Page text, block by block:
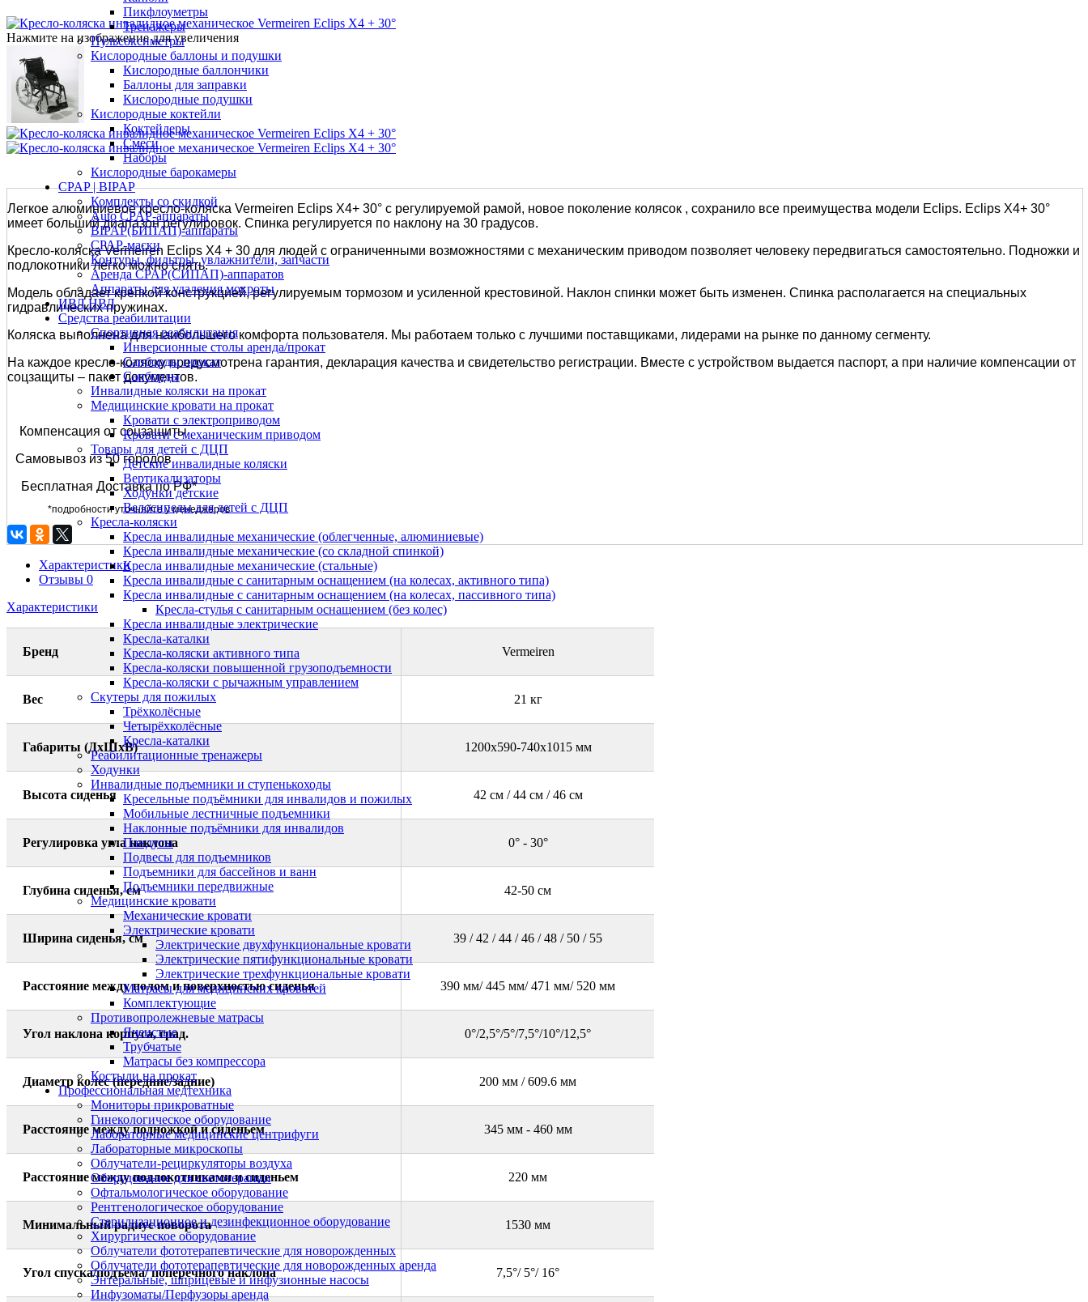
Пикфлоуметры
Тренажеры
Пульсоксиметры
Кислородные баллоны и подушки
Кислородные баллончики
Баллоны для заправки
Кислородные подушки
Кислородные коктейли
Коктейлеры
Смеси
Наборы
Кислородные барокамеры
CPAP | BIPAP
Комплекты со скидкой
Auto CPAP-аппараты
BIPAP(БИПАП)-аппараты
CPAP-маски
Контуры, фильтры, увлажнители, запчасти
Аренда CPAP(СИПАП)-аппаратов
Аппараты для удаления мокроты
ИВЛ НВЛ
Средства реабилитации
Спортивная реабилитация
Инверсионные столы аренда/прокат
Сапборды прокат
Сапборды
Инвалидные коляски на прокат
Медицинские кровати на прокат
Кровати с электроприводом
Кровати с механическим приводом
Товары для детей с ДЦП
Детские инвалидные коляски
Вертикализаторы
Ходунки детские
Велосипеды для детей с ДЦП
Кресла-коляски
Кресла инвалидные механические (облегченные, алюминиевые)
Кресла инвалидные механические (со складной спинкой)
Кресла инвалидные механические (стальные)
Кресла инвалидные с санитарным оснащением (на колесах, активного типа)
Кресла инвалидные с санитарным оснащением (на колесах, пассивного типа)
Кресла-стулья с санитарным оснащением (без колес)
Кресла инвалидные электрические
Кресла-каталки
Кресла-коляски активного типа
Кресла-коляски повышенной грузоподъемности
Кресла-коляски с рычажным управлением
Скутеры для пожилых
Трёхколёсные
Четырёхколёсные
Кресла-каталки
Реабилитационные тренажеры
Ходунки
Инвалидные подъемники и ступенькоходы
Кресельные подъёмники для инвалидов и пожилых
Мобильные лестничные подъемники
Наклонные подъёмники для инвалидов
Пандусы
Подвесы для подъемников
Подъемники для бассейнов и ванн
Подъемники передвижные
Медицинские кровати
Механические кровати
Электрические кровати
Электрические двухфункциональные кровати
Электрические пятифункциональные кровати
Электрические трехфункциональные кровати
Матрасы для медицинских кроватей
Комплектующие
Противопролежневые матрасы
Ячеистые
Трубчатые
Матрасы без компрессора
Костыли на прокат
Профессиональная медтехника
Мониторы прикроватные
Гинекологическое оборудование
Лабораторные медицинские центрифуги
Лабораторные микроскопы
Облучатели-рециркуляторы воздуха
Оборудование для светотерапии
Офтальмологическое оборудование
Рентгенологическое оборудование
Стерилизационное и дезинфекционное оборудование
Хирургическое оборудование
Облучатели фототерапевтические для новорожденных
Облучатели фототерапевтические для новорожденных аренда
Энтеральные, шприцевые и инфузионные насосы
Инфузоматы/Перфузоры аренда
Нажмите на изображение для увеличения
Легкое алюминиевое кресло-коляска Vermeiren Eclips Х4+ 30° с регулируемой рамой, новое поколение колясок , сохранило все преимущества модели Eclips. Eclips Х4+ 30°
имеет больший диапазон регулировок. Спинка регулируется по наклону на 30 градусов.
Кресло-коляска Vermeiren Eclips X4 + 30 для людей с ограниченными возможностями с механическим приводом позволяет человеку передвигаться самостоятельно. Подножки и
подлокотники легко можно снять.
Модель обладает крепкой конструкцией, регулируемым тормозом и усиленной крестовиной. Наклон спинки может быть изменен. Спинка располагается на специальных
гидравлических пружинах.
Коляска выполнена для наибольшего комфорта пользователя. Мы работаем только с лучшими поставщиками, лидерами на рынке по данному сегменту.
На каждое кресло-коляску предусмотрена гарантия, декларация качества и свидетельство регистрации. Вместе с устройством выдается паспорт, а при наличие компенсации от
соцзащиты – пакет документов.
Компенсация от соцзащиты
Самовывоз из 50 городов
Бесплатная Доставка по РФ*
*подробности уточняйте у менеджеров
Характеристики
Отзывы 0
Характеристики
Бренд Vermeiren
Вес 21 кг
Габариты (ДхШхВ) 1200x590-740x1015 мм
Высота сиденья 42 см / 44 см / 46 см
Регулировка угла наклона 0° - 30°
Глубина сиденья, см 42-50 см
Ширина сиденья, см 39 / 42 / 44 / 46 / 48 / 50 / 55
Расстояние между полом и поверхностью сиденья 390 мм/ 445 мм/ 471 мм/ 520 мм
Угол наклона корпуса, град. 0°/2,5°/5°/7,5°/10°/12,5°
Диаметр колес (передние/задние) 200 мм / 609.6 мм
Расстояние между подножкой и сиденьем 345 мм - 460 мм
Расстояние между подлокотниками и сиденьем 220 мм
Минимальный радиус поворота 1530 мм
Угол спуска/подъема/ поперечного наклона 7,5°/ 5°/ 16°